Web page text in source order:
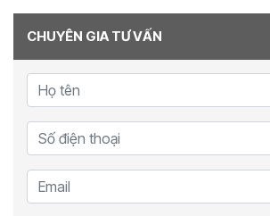
CHUYÊN GIA TƯ VẤN